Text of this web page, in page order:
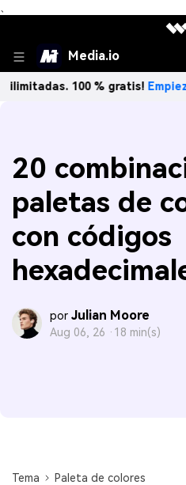
、
Media.io
100 % gratis! Empieza
20
paletas de
con códigos
por Julian Moore
Aug 06, 26 · 18 min(s)
Tema
Paleta de colores